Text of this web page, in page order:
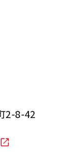
2-8-42